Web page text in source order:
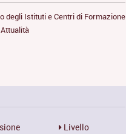
degli Istituti e Centri di Formazione
Livello